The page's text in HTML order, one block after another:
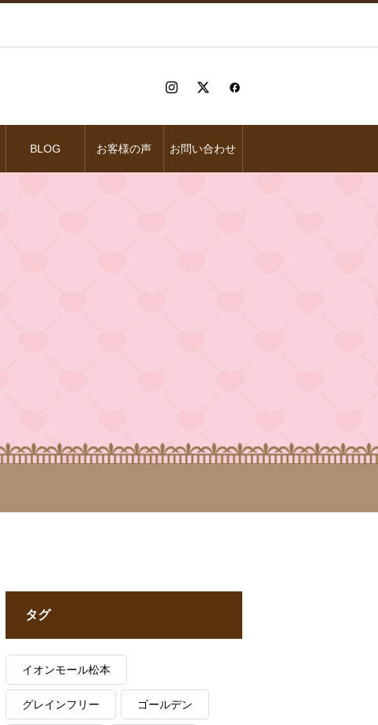
BLOG お客様の声 お問い合わせ
タグ
イオンモール松本
グレインフリー ゴールデン